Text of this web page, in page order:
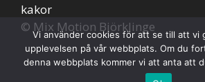
© Mix Motion Björklinge
kakor
Vi använder cookies för att se till att vi
upplevelsen på vår webbplats. Om du
denna webbplats kommer vi att anta att